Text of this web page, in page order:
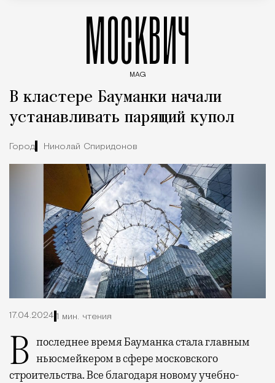
МОСКВИЧ
MAG
В кластере Бауманки начали
устанавливать парящий купол
Город Николай Спиридонов
17.04.2024 1 мин. чтения
В последнее время Бауманка стала главным ньюсмейкером в сфере московского
строительства. Все благодаря новому учебно-